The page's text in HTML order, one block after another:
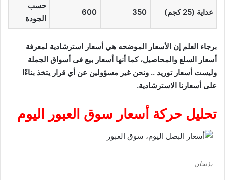
عداية (25 كجم) 350
600
حسب
الجودة
برجاء العلم إن الأسعار الموضحه هي أسعار استرشادية لمعرفة
أسعار السلع والمحاصيل، كما أنها أسعار بيع فى أسواق الجملة
وليست أسعار توريد .. ونحن غير مسؤولين عن أي قرار يتخذ بناءًا
على أسعارنا الاسترشادية.
تحليل حركة أسعار سوق العبور اليوم
بذنجان